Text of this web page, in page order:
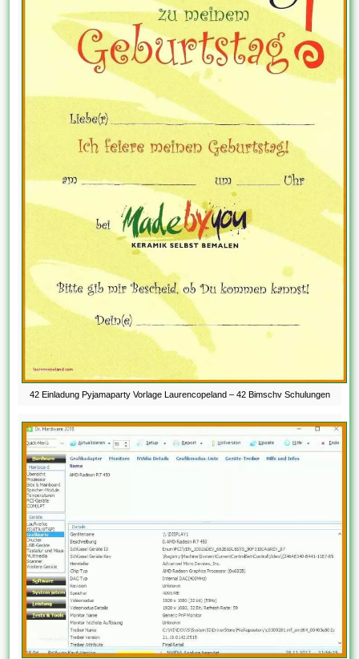
42 Einladung Pyjamaparty Vorlage Laurencopeland – 42 Bimschv Schulungen